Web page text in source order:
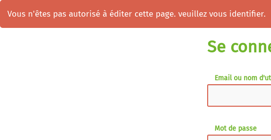
Vous n'êtes pas autorisé à éditer cette page. veuillez vous identifier.
Se
Email ou nom
Mot de passe